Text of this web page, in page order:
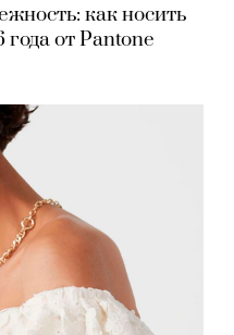
как носить
от Pantone